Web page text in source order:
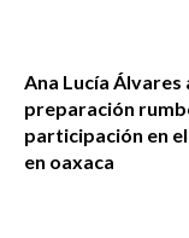
Ana Lucía Álvares
preparación
participación en
en oaxaca